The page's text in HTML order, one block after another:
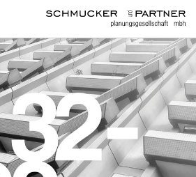
PROJEKTE
NEWS
TEAM